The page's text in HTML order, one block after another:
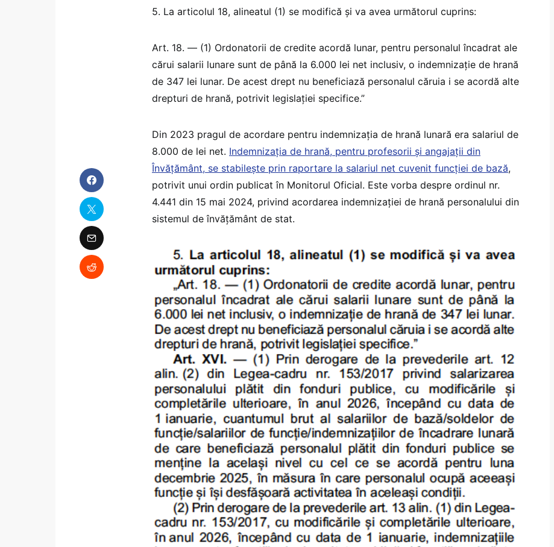
5. La articolul 18, alineatul (1) se modifică și va avea următorul cuprins:
Art. 18. — (1) Ordonatorii de credite acordă lunar, pentru personalul încadrat ale
cărui salarii lunare sunt de până la 6.000 lei net inclusiv, o indemnizație de hrană
de 347 lei lunar. De acest drept nu beneficiază personalul căruia i se acordă alte
drepturi de hrană, potrivit legislației specifice.”
Din 2023 pragul de acordare pentru indemnizația de hrană lunară era salariul de
8.000 de lei net. Indemnizația de hrană, pentru profesorii și angajații din
Învățământ, se stabilește prin raportare la salariul net cuvenit funcției de bază,
potrivit unui ordin publicat în Monitorul Oficial. Este vorba despre ordinul nr.
4.441 din 15 mai 2024, privind acordarea indemnizației de hrană personalului din
sistemul de învățământ de stat.